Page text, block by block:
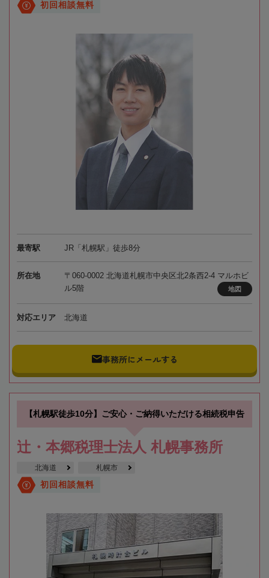
初回相談無料
最寄駅 JR「札幌駅」徒歩8分
所在地
〒060-0002 北海道札幌市中央区北2条西2-4 マルホビ
ル5階
地図
対応エリア 北海道
事務所にメールする
【札幌駅徒歩10分】ご安心・ご納得いただける相続税申告
辻・本郷税理士法人 札幌事務所
北海道 札幌市
初回相談無料